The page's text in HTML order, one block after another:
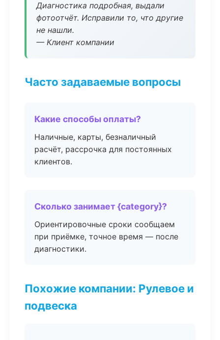
Диагностика подробная, выдали
фотоотчёт. Исправили то, что другие
не нашли.
— Клиент компании
Часто задаваемые вопросы
Какие способы оплаты?
Наличные, карты, безналичный
расчёт, рассрочка для постоянных
клиентов.
Сколько занимает {category}?
Ориентировочные сроки сообщаем
при приёмке, точное время — после
диагностики.
Похожие компании: Рулевое и
подвеска